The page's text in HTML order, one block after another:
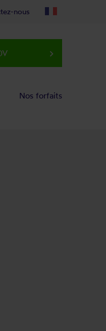
nous
keyboard_arrow_right
Nos forfaits